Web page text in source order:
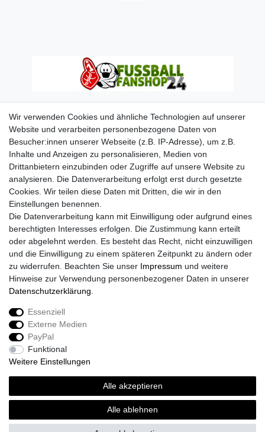
Widerrufs­recht
Wir verwenden Cookies und ähnliche Technologien auf unserer
Website und verarbeiten personenbezogene Daten von
Besucher:innen unserer Webseite (z.B. IP-Adresse), um z.B.
Inhalte und Anzeigen zu personalisieren, Medien von
Drittanbietern einzubinden oder Zugriffe auf unsere Website zu
analysieren. Die Datenverarbeitung erfolgt erst durch gesetzte
Cookies. Wir teilen diese Daten mit Dritten, die wir in den
Einstellungen benennen.
Die Datenverarbeitung kann mit Einwilligung oder aufgrund eines
berechtigten Interesses erfolgen. Die Zustimmung kann erteilt
oder abgelehnt werden. Es besteht das Recht, nicht einzuwilligen
und die Einwilligung zu einem späteren Zeitpunkt zu ändern oder
zu widerrufen. Beachten Sie unser Impressum und weitere
Hinweise zur Verwendung personenbezogener Daten in unserer
Daten­schutz­erklärung
Essenziell
Externe Medien
PayPal
Funktional
Weitere Einstellungen
Alle akzeptieren
Alle ablehnen